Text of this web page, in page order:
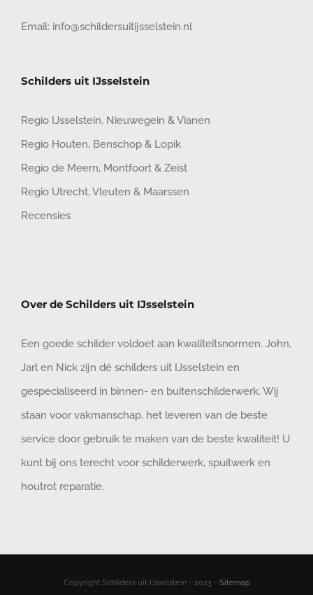
Email: info@schildersuitijsselstein.nl
Schilders uit IJsselstein
Regio IJsselstein, Nieuwegein &Vianen
Regio Houten, Benschop & Lopik
Regio de Meern, Montfoort & Zeist
Regio Utrecht,Vleuten & Maarssen
Recensies
Over de Schilders uit IJsselstein
Een goede schilder voldoet aan kwaliteitsnormen. John,
Jarl en Nick zijn dé schilders uit IJsselstein en
gespecialiseerd in binnen- en buitenschilderwerk. Wij
staan voor vakmanschap, het leveren van de beste
service door gebruik te maken van de beste kwaliteit! U
kunt bij ons terecht voor schilderwerk, spuitwerk en
houtrot reparatie.
Copyright Schilders uit IJsselstein - 2023 - Sitemap